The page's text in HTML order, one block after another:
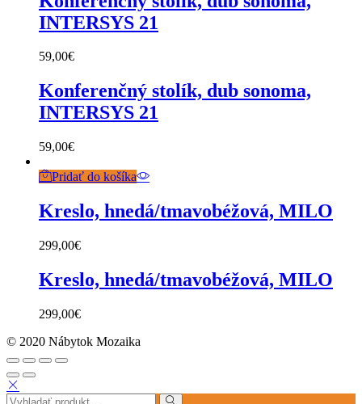
INTERSYS 21
59,00€
Konferenčný stolík, dub sonoma,
INTERSYS 21
59,00€
Pridať do košíka
Kreslo, hnedá/tmavobéžová, MILO
299,00€
Kreslo, hnedá/tmavobéžová, MILO
299,00€
© 2020 Nábytok Mozaika